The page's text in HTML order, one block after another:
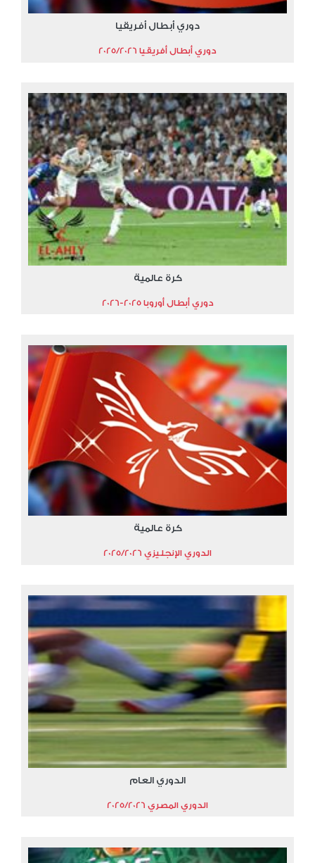
دوري أبطال أفريقيا
دوري أبطال أفريقيا 2025/2026
كرة عالمية
دوري أبطال أوروبا 2025-2026
كرة عالمية
الدوري الإنجليزي 2025/2026
الدوري العام
الدوري المصري 2025/2026